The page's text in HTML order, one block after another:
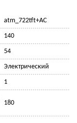
atm_722tft+AC
140
54
Электрический
1
180